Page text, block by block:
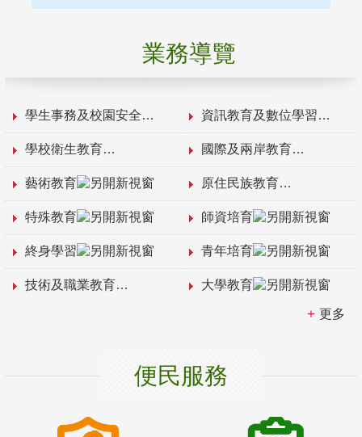
業務導覽
學生事務及校園安全 資訊教育及數位學習
學校衛生教育 國際及兩岸教育
藝術教育 原住民族教育
特殊教育 師資培育
終身學習 青年培育
技術及職業教育 大學教育
更多
便民服務